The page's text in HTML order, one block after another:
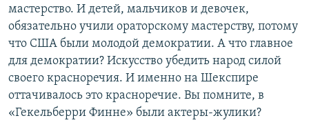
мастерство. И детей, мальчиков и девочек,
обязательно учили ораторскому мастерству, потому
что США были молодой демократии. А что главное
для демократии? Искусство убедить народ силой
своего красноречия. И именно на Шекспире
оттачивалось это красноречие. Вы помните, в
«Гекельберри Финне» были актеры-жулики?